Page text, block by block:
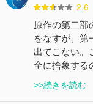
2.6
原作の第二部
をなすが、第
出てこない。
全に捨象する
>>続きを読む